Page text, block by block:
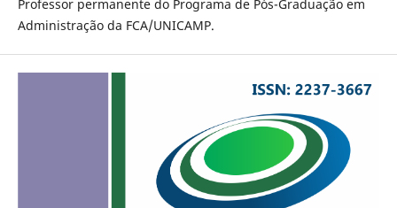
Professor permanente do Programa de Pós-Graduação em
Administração da FCA/UNICAMP.